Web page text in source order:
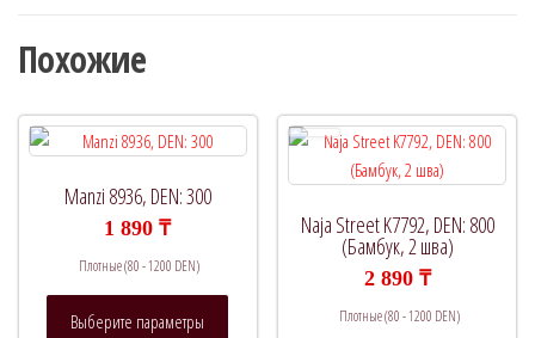
Похожие
Manzi 8936, DEN: 300
1 890₸
Плотные (80 - 1200 DEN)
Выберите параметры
Naja Street K7792, DEN: 800
(Бамбук, 2 шва)
2 890 ₸
Плотные (80 - 1200 DEN)